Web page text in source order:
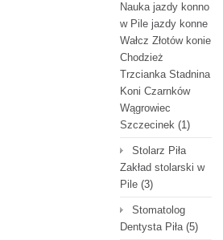
Nauka jazdy konno
w Pile jazdy konne
Wałcz Złotów konie
Chodzież
Trzcianka Stadnina
Koni Czarnków
Wągrowiec
Szczecinek (1)
Stolarz Piła
Zakład stolarski w
Pile (3)
Stomatolog
Dentysta Piła(5)